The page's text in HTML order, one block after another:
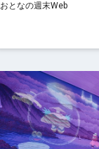
おとなの週末Web